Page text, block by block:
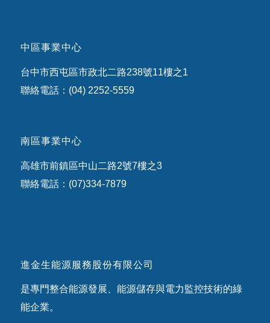
中區事業中心
台中市西屯區市政北二路238號11樓之1
聯絡電話：(04) 2252-5559
南區事業中心
高雄市前鎮區中山二路2號7樓之3
聯絡電話：(07)334-7879
進金生能源服務股份有限公司
是專門整合能源發展、能源儲存與電力監控技術的綠
能企業。